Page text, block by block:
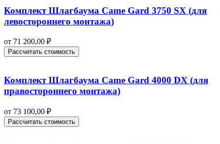
Комплект Шлагбаума Came Gard 3750 SX (для
левостороннего монтажа)
от 71 200,00 ₽
Рассчитать стоимость
Комплект Шлагбаума Came Gard 4000 DX (для
правостороннего монтажа)
от 73 100,00 ₽
Рассчитать стоимость